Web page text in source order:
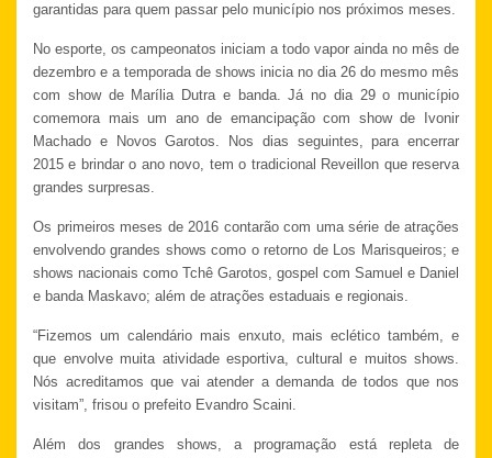
garantidas para quem passar pelo município nos próximos meses.
No esporte, os campeonatos iniciam a todo vapor ainda no mês de
dezembro e a temporada de shows inicia no dia 26 do mesmo mês
com show de Marília Dutra e banda. Já no dia 29 o município
comemora mais um ano de emancipação com show de Ivonir
Machado e Novos Garotos. Nos dias seguintes, para encerrar
2015 e brindar o ano novo, tem o tradicional Reveillon que reserva
grandes surpresas.
Os primeiros meses de 2016 contarão com uma série de atrações
envolvendo grandes shows como o retorno de Los Marisqueiros; e
shows nacionais como Tchê Garotos, gospel com Samuel e Daniel
e banda Maskavo; além de atrações estaduais e regionais.
“Fizemos um calendário mais enxuto, mais eclético também, e
que envolve muita atividade esportiva, cultural e muitos shows.
Nós acreditamos que vai atender a demanda de todos que nos
visitam”, frisou o prefeito Evandro Scaini.
Além dos grandes shows, a programação está repleta de